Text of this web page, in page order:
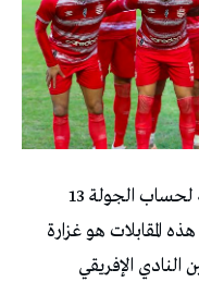
أجريت عشية أمس أربع مباريات مقدمة لحساب الجولة 13
المقابلات هو غزارة
النادي الإفريقي